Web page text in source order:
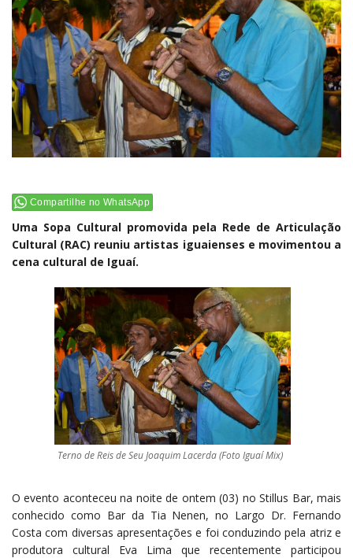
Compartilhe no WhatsApp
Uma Sopa Cultural promovida pela Rede de Articulação
Cultural (RAC) reuniu artistas iguaienses e movimentou a
cena cultural de Iguaí.
Terno de Reis de Seu Joaquim Lacerda (Foto Iguaí Mix)
O evento aconteceu na noite de ontem (03) no Stillus Bar, mais
conhecido como Bar da Tia Nenen, no Largo Dr. Fernando
Costa com diversas apresentações e foi conduzindo pela atriz e
produtora cultural Eva Lima que recentemente participou